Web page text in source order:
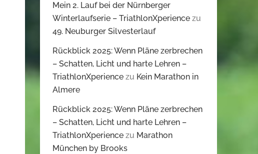
Mein 2. Lauf bei der Nürnberger
Winterlaufserie – TriathlonXperience zu
49. Neuburger Silvesterlauf
Rückblick 2025: Wenn Pläne zerbrechen
– Schatten, Licht und harte Lehren –
TriathlonXperience zu Kein Marathon in
Almere
Rückblick 2025: Wenn Pläne zerbrechen
– Schatten, Licht und harte Lehren –
TriathlonXperience zu Marathon
München by Brooks